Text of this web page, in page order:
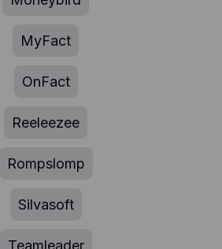
MyFact
OnFact
Reeleezee
Rompslomp
Silvasoft
Teamleader